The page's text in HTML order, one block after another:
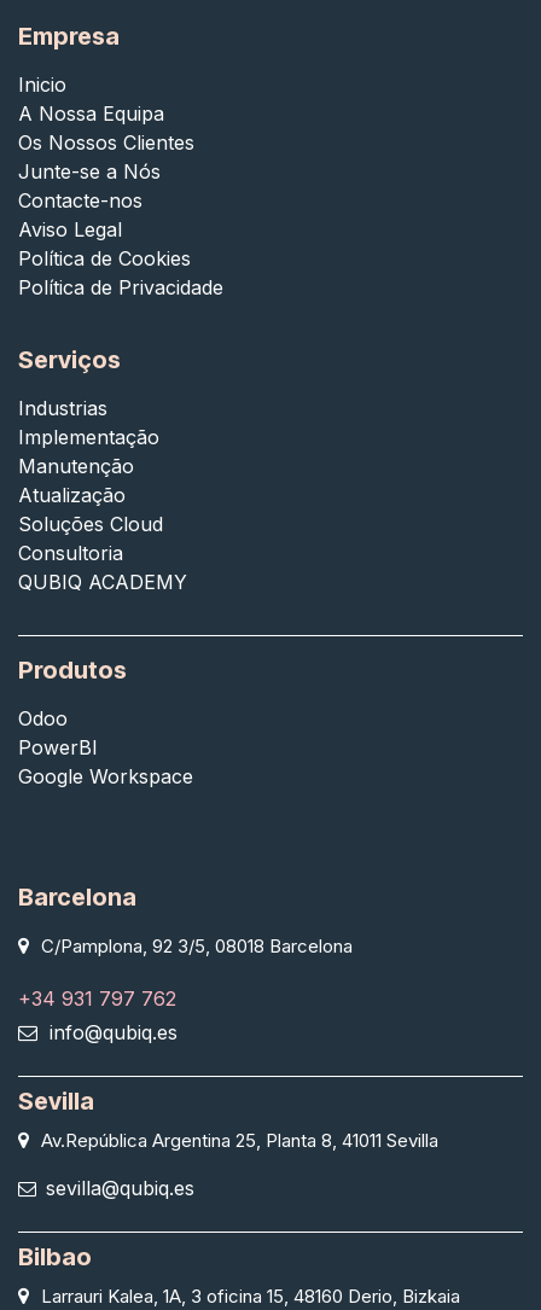
Serviços
Industrias
Implementação
Manutenção
Atualização
Soluções Cloud
Consultoria
QUBIQ ACADEMY
Produtos
Odoo
PowerBI
Google Workspace
Barcelona
C/Pamplona, 92 3/5, 08018 Barcelona
+34 931 797 762
info@qubiq.es
Sevilla
Av.República Argentina 25, Planta 8, 41011 Sevilla
sevilla@qubiq.es
Bilbao
Larrauri Kalea, 1A, 3 oficina 15, 48160 Derio, Bizkaia
Empresa
Inicio
A Nossa Equipa
Os Nossos Clientes
Junte-se a Nós
Contacte-nos
Aviso Legal
Política de Cookies
Política de Privacidade